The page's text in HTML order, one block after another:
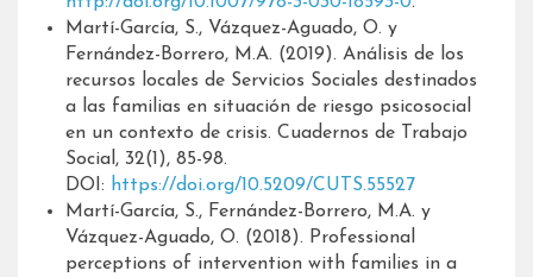
Martí-García, S., Vázquez-Aguado, O. y
Fernández-Borrero, M.A. (2019). Análisis de los
recursos locales de Servicios Sociales destinados
a las familias en situación de riesgo psicosocial
en un contexto de crisis. Cuadernos de Trabajo
Social, 32(1), 85-98.
DOI: https://doi.org/10.5209/CUTS.55527
Martí-García, S., Fernández-Borrero, M.A. y
Vázquez-Aguado, O. (2018). Professional
perceptions of intervention with families in a